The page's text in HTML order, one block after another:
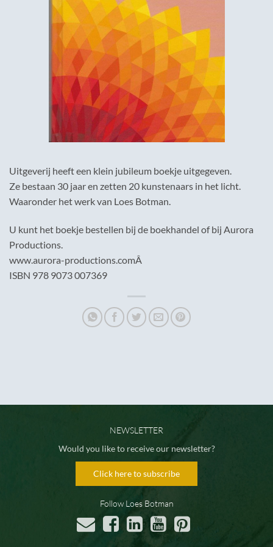
Uitgeverij heeft een klein jubileum boekje uitgegeven.
Ze bestaan 30 jaar en zetten 20 kunstenaars in het licht.
Waaronder het werk van Loes Botman.
U kunt het boekje bestellen bij de boekhandel of bij Aurora
Productions.
www.aurora-productions.comÂ
ISBN 978 9073 007369
NEWSLETTER
Would you like to receive our newsletter?
Click here to subscribe
Follow Loes Botman